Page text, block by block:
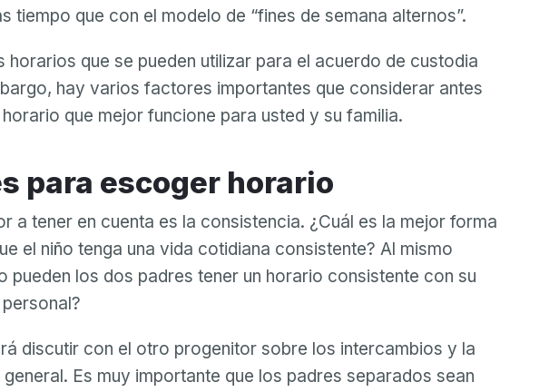
tiempo que con el modelo de “fines de semana alternos”.
horarios que se pueden utilizar para el acuerdo de custodia
hay varios factores importantes que considerar antes
que mejor funcione para usted y su familia.
para escoger horario
a tener en cuenta es la consistencia. ¿Cuál es la mejor forma
el niño tenga una vida cotidiana consistente? Al mismo
pueden los dos padres tener un horario consistente con su
discutir con el otro progenitor sobre los intercambios y la
Es muy importante que los padres separados sean
O inicie sesión por
de la contraseña
Crear mi cuenta
Facebook Google Apple